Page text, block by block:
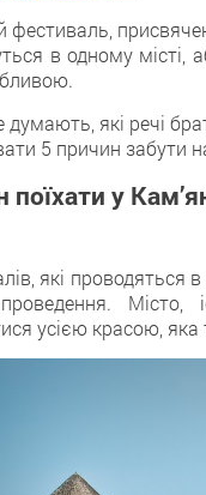
фестиваль,
в одному
думають, які речі
5 причин забути
поїхати у
які проводяться
Місто,
усією красою, яка